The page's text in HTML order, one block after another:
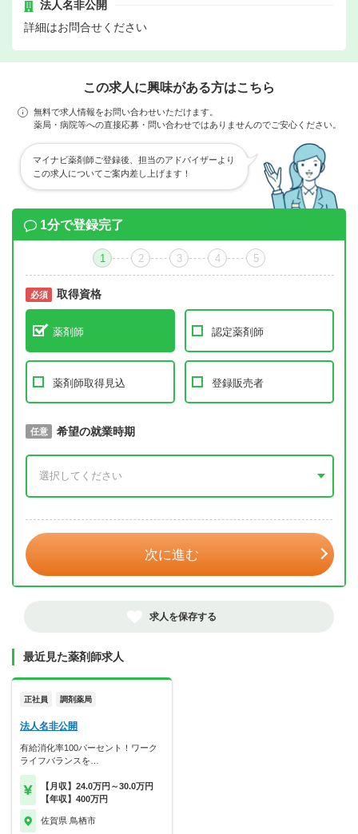
法人名非公開
詳細はお問合せください
この求人に興味がある方はこちら
無料で求人情報をお問い合わせいただけます。
薬局・病院等への直接応募・問い合わせではありませんのでご安心ください。
マイナビ薬剤師ご登録後、担当のアドバイザーより
この求人についてご案内差し上げます！
1分で登録完了
1 2 3 4 5
必須 取得資格
薬剤師 認定薬剤師
薬剤師取得見込 登録販売者
必須 取得予定年
任意 希望の就業時期
次に進む
求人を保存する
最近見た薬剤師求人
正社員 調剤薬局
法人名非公開
有給消化率100パーセント！ワーク
ライフバランスを…
【月収】24.0万円～30.0万円
【年収】400万円
佐賀県 鳥栖市